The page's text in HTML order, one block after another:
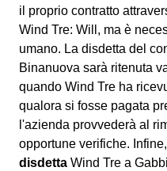
il proprio contratto
Wind Tre: Will, ma è
umano. La disdetta del
Binanuova sarà ritenuta
quando Wind Tre ha
qualora si fosse pagata
l'azienda provvederà al
opportune verifiche.
disdetta Wind Tre a